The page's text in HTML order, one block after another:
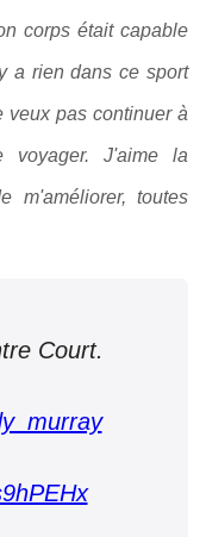
corps était capable
a rien dans ce sport
veux pas continuer à
voyager. J'aime la
m'améliorer, toutes
Court.